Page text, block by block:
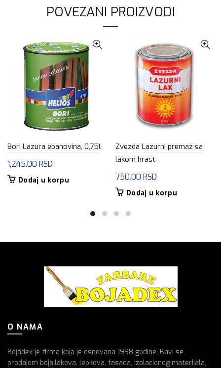
POVEZANI PROIZVODI
Bori Lazura ebanovina, 0,75l
1,245.00 RSD
Dodaj u korpu
Zvezda Lazurni premaz sa
lakom hrast
750.00 RSD
Dodaj u korpu
O NAMA
Bojadex je firma koja je osnovana 1998 godine. Bavi se
prodajom boja,lakova, lepkova, fasada, izolacionog materijala,